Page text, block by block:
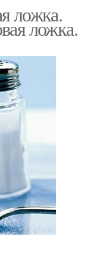
столовой ложке
ложка.
ложка.